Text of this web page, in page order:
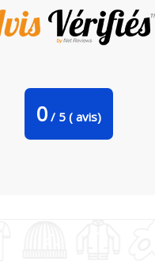
0 / 5 ( avis)